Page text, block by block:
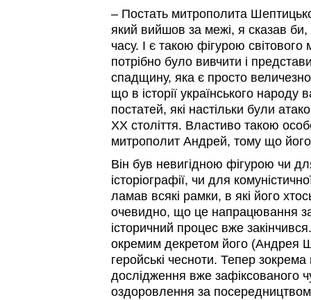
– Постать митрополита
який вийшов за межі, я сказав би,
часу. І є такою фігурою
потрібно було вивчити і
спадщину, яка є просто
що в історії українського народу
постатей, які настільки були
ХХ століття. Властиво такою
митрополит Андрей, тому що
Він був невигідною фігурою чи
історіографії, чи для
ламав всякі рамки, в які його
очевидно, що це напрацювання
історичний процес вже
окремим декретом його (Андрея
геройські чесноти. Тепер зокрема
дослідження вже зафіксованого
оздоровлення за